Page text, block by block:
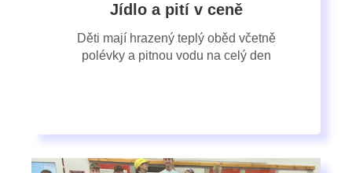
Jídlo a pití v ceně
Děti mají hrazený teplý oběd včetně
polévky a pitnou vodu na celý den